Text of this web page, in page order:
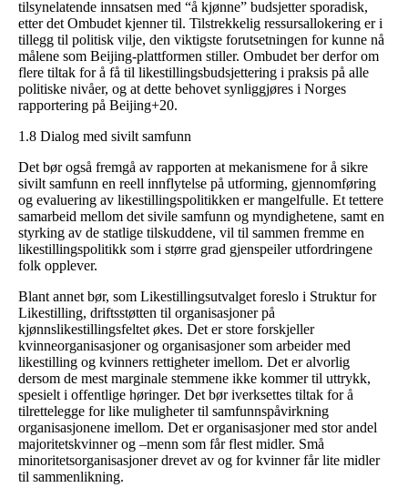
tilsynelatende innsatsen med “å kjønne” budsjetter sporadisk,
etter det Ombudet kjenner til. Tilstrekkelig ressursallokering er i
tillegg til politisk vilje, den viktigste forutsetningen for kunne nå
målene som Beijing-plattformen stiller. Ombudet ber derfor om
flere tiltak for å få til likestillingsbudsjettering i praksis på alle
politiske nivåer, og at dette behovet synliggjøres i Norges
rapportering på Beijing+20.
1.8 Dialog med sivilt samfunn
Det bør også fremgå av rapporten at mekanismene for å sikre
sivilt samfunn en reell innflytelse på utforming, gjennomføring
og evaluering av likestillingspolitikken er mangelfulle. Et tettere
samarbeid mellom det sivile samfunn og myndighetene, samt en
styrking av de statlige tilskuddene, vil til sammen fremme en
likestillingspolitikk som i større grad gjenspeiler utfordringene
folk opplever.
Blant annet bør, som Likestillingsutvalget foreslo i Struktur for
Likestilling, driftsstøtten til organisasjoner på
kjønnslikestillingsfeltet økes. Det er store forskjeller
kvinneorganisasjoner og organisasjoner som arbeider med
likestilling og kvinners rettigheter imellom. Det er alvorlig
dersom de mest marginale stemmene ikke kommer til uttrykk,
spesielt i offentlige høringer. Det bør iverksettes tiltak for å
tilrettelegge for like muligheter til samfunnspåvirkning
organisasjonene imellom. Det er organisasjoner med stor andel
majoritetskvinner og –menn som får flest midler. Små
minoritetsorganisasjoner drevet av og for kvinner får lite midler
til sammenlikning.